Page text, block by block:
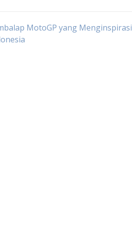
MotoGP yang Menginspirasi